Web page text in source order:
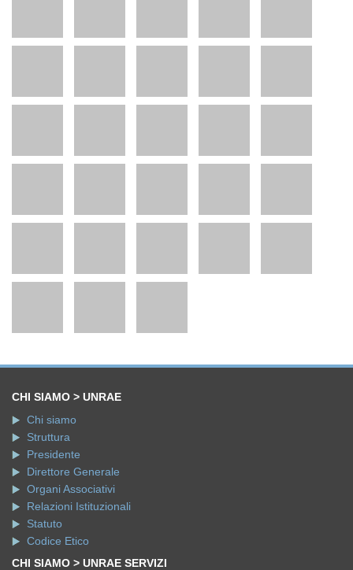
CHI SIAMO > UNRAE
Chi siamo
Struttura
Presidente
Direttore Generale
Organi Associativi
Relazioni Istituzionali
Statuto
Codice Etico
CHI SIAMO > UNRAE SERVIZI